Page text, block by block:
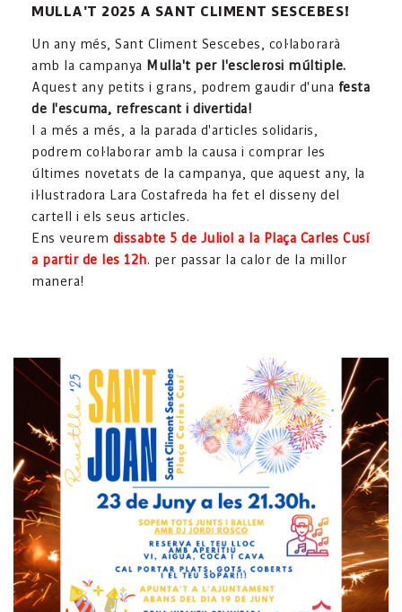
MULLA'T 2025 A SANT CLIMENT SESCEBES!
Un any més, Sant Climent Sescebes, col·laborarà
amb la campanya Mulla't per l'esclerosi múltiple.
Aquest any petits i grans, podrem gaudir d'una festa
de l'escuma, refrescant i divertida!
I a més a més, a la parada d'articles solidaris,
podrem col·laborar amb la causa i comprar les
últimes novetats de la campanya, que aquest any, la
il·lustradora Lara Costafreda ha fet el disseny del
cartell i els seus articles.
Ens veurem dissabte 5 de Juliol a la Plaça Carles Cusí
a partir de les 12h. per passar la calor de la millor
manera!